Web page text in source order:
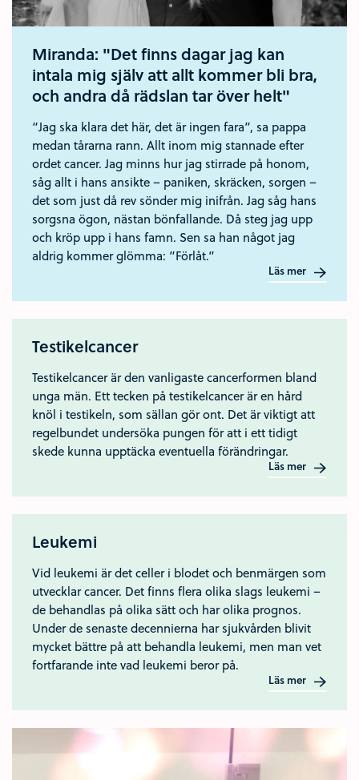
Miranda: "Det finns dagar jag kan
intala mig själv att allt kommer bli bra,
och andra då rädslan tar över helt"
“Jag ska klara det här, det är ingen fara”, sa pappa
medan tårarna rann. Allt inom mig stannade efter
ordet cancer. Jag minns hur jag stirrade på honom,
såg allt i hans ansikte – paniken, skräcken, sorgen –
det som just då rev sönder mig inifrån. Jag såg hans
sorgsna ögon, nästan bönfallande. Då steg jag upp
och kröp upp i hans famn. Sen sa han något jag
aldrig kommer glömma: ”Förlåt.”
Läs mer
Testikelcancer
Testikelcancer är den vanligaste cancerformen bland
unga män. Ett tecken på testikelcancer är en hård
knöl i testikeln, som sällan gör ont. Det är viktigt att
regelbundet undersöka pungen för att i ett tidigt
skede kunna upptäcka eventuella förändringar.
Läs mer
Leukemi
Vid leukemi är det celler i blodet och benmärgen som
utvecklar cancer. Det finns flera olika slags leukemi –
de behandlas på olika sätt och har olika prognos.
Under de senaste decennierna har sjukvården blivit
mycket bättre på att behandla leukemi, men man vet
fortfarande inte vad leukemi beror på.
Läs mer